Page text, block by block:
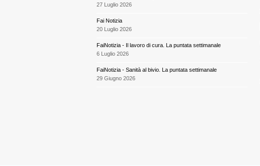
27 Luglio 2026
Fai Notizia
20 Luglio 2026
FaiNotizia - Il lavoro di cura. La puntata settimanale
6 Luglio 2026
FaiNotizia - Sanità al bivio. La puntata settimanale
29 Giugno 2026